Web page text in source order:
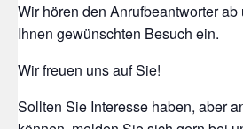
Wir hören den Anrufbeantworter
Ihnen gewünschten Besuch ein.
Wir freuen uns auf Sie!
Sollten Sie Interesse haben, aber